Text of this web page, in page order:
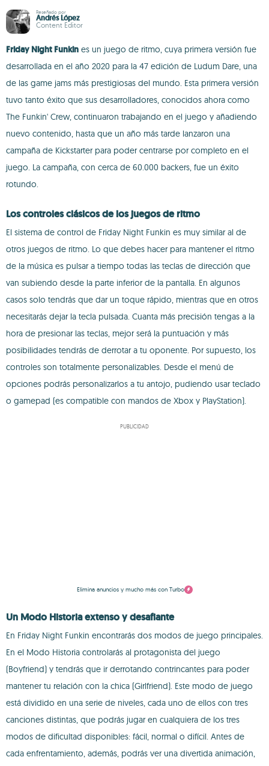
Reseñado por
Andrés López
Content Editor
Friday Night Funkin es un juego de ritmo, cuya primera versión fue
desarrollada en el año 2020 para la 47 edición de Ludum Dare, una
de las game jams más prestigiosas del mundo. Esta primera versión
tuvo tanto éxito que sus desarrolladores, conocidos ahora como
The Funkin' Crew, continuaron trabajando en el juego y añadiendo
nuevo contenido, hasta que un año más tarde lanzaron una
campaña de Kickstarter para poder centrarse por completo en el
juego. La campaña, con cerca de 60.000 backers, fue un éxito
rotundo.
Los controles clásicos de los juegos de ritmo
El sistema de control de Friday Night Funkin es muy similar al de
otros juegos de ritmo. Lo que debes hacer para mantener el ritmo
de la música es pulsar a tiempo todas las teclas de dirección que
van subiendo desde la parte inferior de la pantalla. En algunos
casos solo tendrás que dar un toque rápido, mientras que en otros
necesitarás dejar la tecla pulsada. Cuanta más precisión tengas a la
hora de presionar las teclas, mejor será la puntuación y más
posibilidades tendrás de derrotar a tu oponente. Por supuesto, los
controles son totalmente personalizables. Desde el menú de
opciones podrás personalizarlos a tu antojo, pudiendo usar teclado
o gamepad (es compatible con mandos de Xbox y PlayStation).
PUBLICIDAD
Elimina anuncios y mucho más con Turbo
Un Modo Historia extenso y desafiante
En Friday Night Funkin encontrarás dos modos de juego principales.
En el Modo Historia controlarás al protagonista del juego
(Boyfriend) y tendrás que ir derrotando contrincantes para poder
mantener tu relación con la chica (Girlfriend). Este modo de juego
está dividido en una serie de niveles, cada uno de ellos con tres
canciones distintas, que podrás jugar en cualquiera de los tres
modos de dificultad disponibles: fácil, normal o difícil. Antes de
cada enfrentamiento, además, podrás ver una divertida animación,